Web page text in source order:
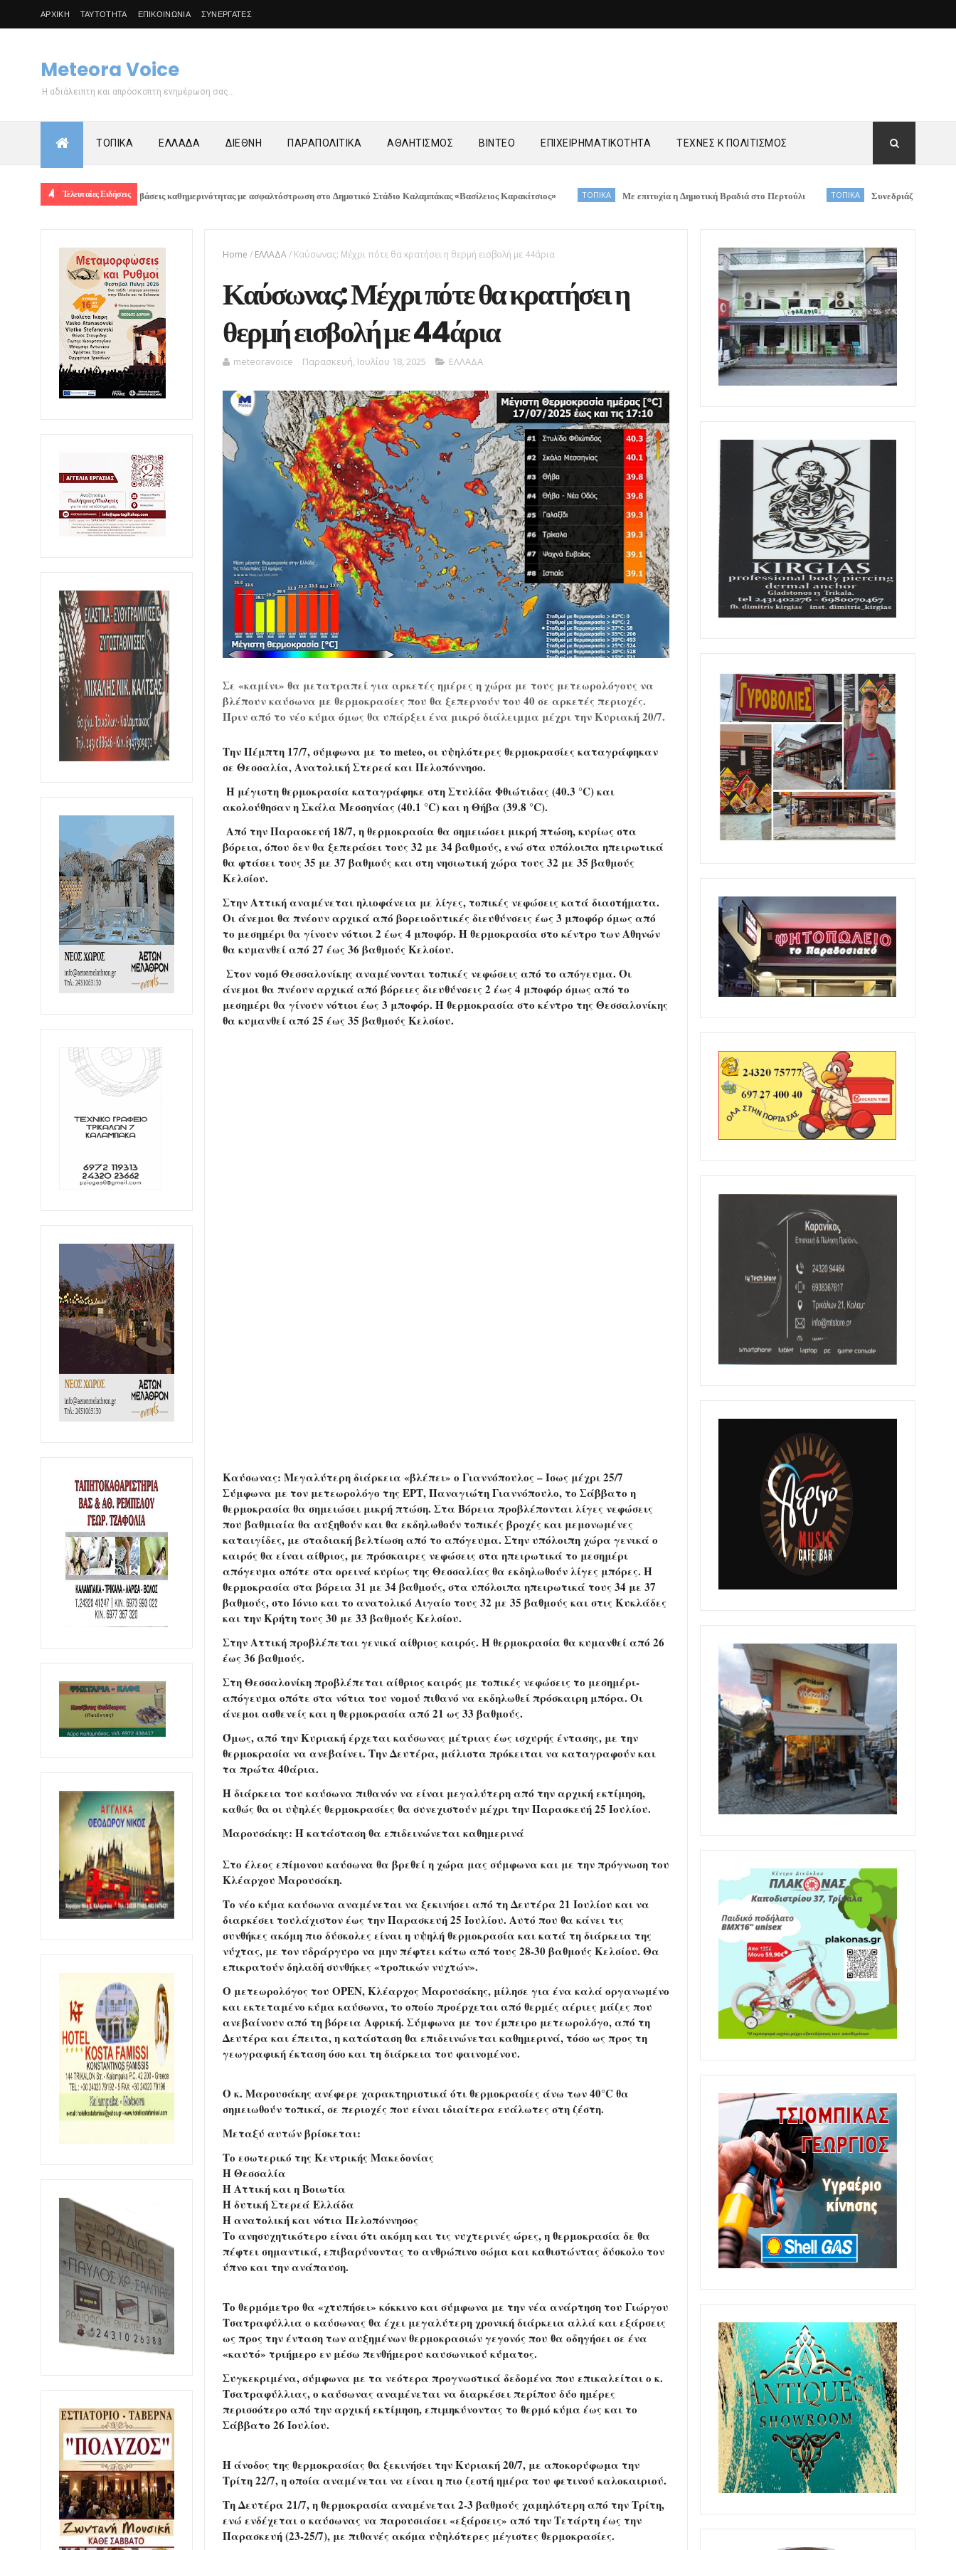
ΑΡΧΙΚΗ ΤΑΥΤΟΤΗΤΑ ΕΠΙΚΟΙΝΩΝΙΑ ΣΥΝΕΡΓΑΤΕΣ
Meteora Voice
Η αδιάλειπτη και απρόσκοπτη ενημέρωση σας...
ΤΟΠΙΚΑ ΕΛΛΑΔΑ ΔΙΕΘΝΗ ΠΑΡΑΠΟΛΙΤΙΚΑ ΑΘΛΗΤΙΣΜΟΣ ΒΙΝΤΕΟ ΕΠΙΧΕΙΡΗΜΑΤΙΚΟΤΗΤΑ ΤΕΧΝΕΣ Κ ΠΟΛΙΤΙΣΜΟΣ
Τελευταίες Ειδήσεις
Συνεχίζονται οι παρεμβάσεις καθημερινότητας με ασφαλτόστρωση στο Δημοτικό Στάδιο Καλαμπάκας «Βασίλειος Καρακίτσιος» ΤΟΠΙΚΑ Με επιτυχία η Δημοτική Βραδιά στο Περτούλι ΤΟΠΙΚΑ Συνεδριάζει η ΔΕ Μετεώρων
Home / ΕΛΛΑΔΑ/ Καύσωνας: Μέχρι πότε θα κρατήσει η θερμή εισβολή με 44άρια
Καύσωνας: Μέχρι πότε θα κρατήσει η
θερμή εισβολή με 44άρια
meteoravoice Παρασκευή, Ιουλίου 18, 2025 ΕΛΛΑΔΑ
Σε «καμίνι» θα μετατραπεί για αρκετές ημέρες η χώρα με τους μετεωρολόγους να
βλέπουν καύσωνα με θερμοκρασίες που θα ξεπερνούν του 40 σε αρκετές περιοχές.
Πριν από το νέο κύμα όμως θα υπάρξει ένα μικρό διάλειμμα μέχρι την Κυριακή 20/7.
Την Πέμπτη 17/7, σύμφωνα με το meteo, οι υψηλότερες θερμοκρασίες καταγράφηκαν
σε Θεσσαλία, Ανατολική Στερεά και Πελοπόννησο.
Η μέγιστη θερμοκρασία καταγράφηκε στη Στυλίδα Φθιώτιδας (40.3 °C) και
ακολούθησαν η Σκάλα Μεσσηνίας (40.1 °C) και η Θήβα (39.8 °C).
Από την Παρασκευή 18/7, η θερμοκρασία θα σημειώσει μικρή πτώση, κυρίως στα
βόρεια, όπου δεν θα ξεπεράσει τους 32 με 34 βαθμούς, ενώ στα υπόλοιπα ηπειρωτικά
θα φτάσει τους 35 με 37 βαθμούς και στη νησιωτική χώρα τους 32 με 35 βαθμούς
Κελσίου.
Στην Αττική αναμένεται ηλιοφάνεια με λίγες, τοπικές νεφώσεις κατά διαστήματα.
Οι άνεμοι θα πνέουν αρχικά από βορειοδυτικές διευθύνσεις έως 3 μποφόρ όμως από
το μεσημέρι θα γίνουν νότιοι 2 έως 4 μποφόρ. Η θερμοκρασία στο κέντρο των Αθηνών
θα κυμανθεί από 27 έως 36 βαθμούς Κελσίου.
Στον νομό Θεσσαλονίκης αναμένονται τοπικές νεφώσεις από το απόγευμα. Οι
άνεμοι θα πνέουν αρχικά από βόρειες διευθύνσεις 2 έως 4 μποφόρ όμως από το
μεσημέρι θα γίνουν νότιοι έως 3 μποφόρ. Η θερμοκρασία στο κέντρο της Θεσσαλονίκης
θα κυμανθεί από 25 έως 35 βαθμούς Κελσίου.
Καύσωνας: Μεγαλύτερη διάρκεια «βλέπει» ο Γιαννόπουλος – Ίσως μέχρι 25/7
Σύμφωνα με τον μετεωρολόγο της ΕΡΤ, Παναγιώτη Γιαννόπουλο, το Σάββατο η
θερμοκρασία θα σημειώσει μικρή πτώση. Στα Βόρεια προβλέπονται λίγες νεφώσεις
που βαθμιαία θα αυξηθούν και θα εκδηλωθούν τοπικές βροχές και μεμονωμένες
καταιγίδες, με σταδιακή βελτίωση από το απόγευμα. Στην υπόλοιπη χώρα γενικά ο
καιρός θα είναι αίθριος, με πρόσκαιρες νεφώσεις στα ηπειρωτικά το μεσημέρι
απόγευμα οπότε στα ορεινά κυρίως της Θεσσαλίας θα εκδηλωθούν λίγες μπόρες. Η
θερμοκρασία στα βόρεια 31 με 34 βαθμούς, στα υπόλοιπα ηπειρωτικά τους 34 με 37
βαθμούς, στο Ιόνιο και το ανατολικό Αιγαίο τους 32 με 35 βαθμούς και στις Κυκλάδες
και την Κρήτη τους 30 με 33 βαθμούς Κελσίου.
Στην Αττική προβλέπεται γενικά αίθριος καιρός. Η θερμοκρασία θα κυμανθεί από 26
έως 36 βαθμούς.
Στη Θεσσαλονίκη προβλέπεται αίθριος καιρός με τοπικές νεφώσεις το μεσημέρι-
απόγευμα οπότε στα νότια του νομού πιθανό να εκδηλωθεί πρόσκαιρη μπόρα. Οι
άνεμοι ασθενείς και η θερμοκρασία από 21 ως 33 βαθμούς.
Όμως, από την Κυριακή έρχεται καύσωνας μέτριας έως ισχυρής έντασης, με την
θερμοκρασία να ανεβαίνει. Την Δευτέρα, μάλιστα πρόκειται να καταγραφούν και
τα πρώτα 40άρια.
Η διάρκεια του καύσωνα πιθανόν να είναι μεγαλύτερη από την αρχική εκτίμηση,
καθώς θα οι υψηλές θερμοκρασίες θα συνεχιστούν μέχρι την Παρασκευή 25 Ιουλίου.
Μαρουσάκης: Η κατάσταση θα επιδεινώνεται καθημερινά
Στο έλεος επίμονου καύσωνα θα βρεθεί η χώρα μας σύμφωνα και με την πρόγνωση του
Κλέαρχου Μαρουσάκη.
Το νέο κύμα καύσωνα αναμένεται να ξεκινήσει από τη Δευτέρα 21 Ιουλίου και να
διαρκέσει τουλάχιστον έως την Παρασκευή 25 Ιουλίου. Αυτό που θα κάνει τις
συνθήκες ακόμη πιο δύσκολες είναι η υψηλή θερμοκρασία και κατά τη διάρκεια της
νύχτας, με τον υδράργυρο να μην πέφτει κάτω από τους 28-30 βαθμούς Κελσίου. Θα
επικρατούν δηλαδή συνθήκες «τροπικών νυχτών».
Ο μετεωρολόγος του OPEN, Κλέαρχος Μαρουσάκης, μίλησε για ένα καλά οργανωμένο
και εκτεταμένο κύμα καύσωνα, το οποίο προέρχεται από θερμές αέριες μάζες που
ανεβαίνουν από τη βόρεια Αφρική. Σύμφωνα με τον έμπειρο μετεωρολόγο, από τη
Δευτέρα και έπειτα, η κατάσταση θα επιδεινώνεται καθημερινά, τόσο ως προς τη
γεωγραφική έκταση όσο και τη διάρκεια του φαινομένου.
Ο κ. Μαρουσάκης ανέφερε χαρακτηριστικά ότι θερμοκρασίες άνω των 40°C θα
σημειωθούν τοπικά, σε περιοχές που είναι ιδιαίτερα ευάλωτες στη ζέστη.
Μεταξύ αυτών βρίσκεται:
Το εσωτερικό της Κεντρικής Μακεδονίας
Η Θεσσαλία
Η Αττική και η Βοιωτία
Η δυτική Στερεά Ελλάδα
Η ανατολική και νότια Πελοπόννησος
Το ανησυχητικότερο είναι ότι ακόμη και τις νυχτερινές ώρες, η θερμοκρασία δε θα
πέφτει σημαντικά, επιβαρύνοντας το ανθρώπινο σώμα και καθιστώντας δύσκολο τον
ύπνο και την ανάπαυση.
Το θερμόμετρο θα «χτυπήσει» κόκκινο και σύμφωνα με την νέα ανάρτηση του Γιώργου
Τσατραφύλλια ο καύσωνας θα έχει μεγαλύτερη χρονική διάρκεια αλλά και εξάρσεις
ως προς την ένταση των αυξημένων θερμοκρασιών γεγονός που θα οδηγήσει σε ένα
«καυτό» τριήμερο εν μέσω πενθήμερου καυσωνικού κύματος.
Συγκεκριμένα, σύμφωνα με τα νεότερα προγνωστικά δεδομένα που επικαλείται ο κ.
Τσατραφύλλιας, ο καύσωνας αναμένεται να διαρκέσει περίπου δύο ημέρες
περισσότερο από την αρχική εκτίμηση, επιμηκύνοντας το θερμό κύμα έως και το
Σάββατο 26 Ιουλίου.
Η άνοδος της θερμοκρασίας θα ξεκινήσει την Κυριακή 20/7, με αποκορύφωμα την
Τρίτη 22/7, η οποία αναμένεται να είναι η πιο ζεστή ημέρα του φετινού καλοκαιριού.
Τη Δευτέρα 21/7, η θερμοκρασία αναμένεται 2-3 βαθμούς χαμηλότερη από την Τρίτη,
ενώ ενδέχεται ο καύσωνας να παρουσιάσει «εξάρσεις» από την Τετάρτη έως την
Παρασκευή (23-25/7), με πιθανές ακόμα υψηλότερες μέγιστες θερμοκρασίες.